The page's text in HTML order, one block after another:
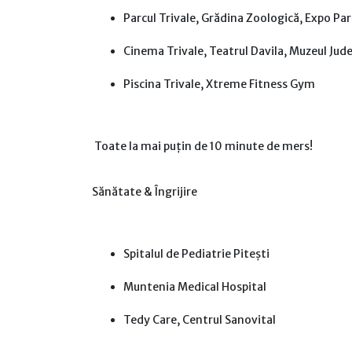
Parcul Trivale, Grădina Zoologică, Expo
Cinema Trivale, Teatrul Davila, Muzeul
Piscina Trivale, Xtreme Fitness Gym
Toate la mai puțin de 10 minute de mers!
Sănătate & Îngrijire
Spitalul de Pediatrie Pitești
Muntenia Medical Hospital
Tedy Care, Centrul Sanovital